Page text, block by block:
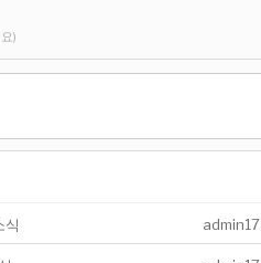
)
식 admin17